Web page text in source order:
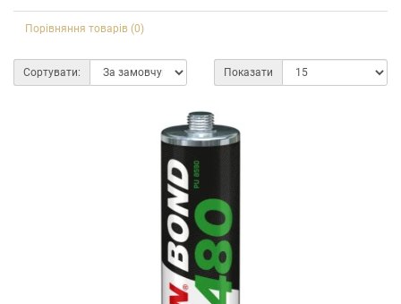
Порівняння товарів (0)
Сортувати: Показати